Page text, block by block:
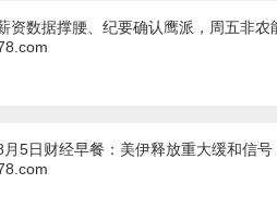
资数据撑腰、纪要确认鹰派，周五非
5日财经早餐：美伊释放重大缓和信